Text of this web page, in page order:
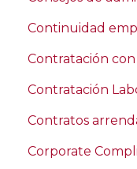
Continuidad
Contratación
Contratación
Contratos
Corporate